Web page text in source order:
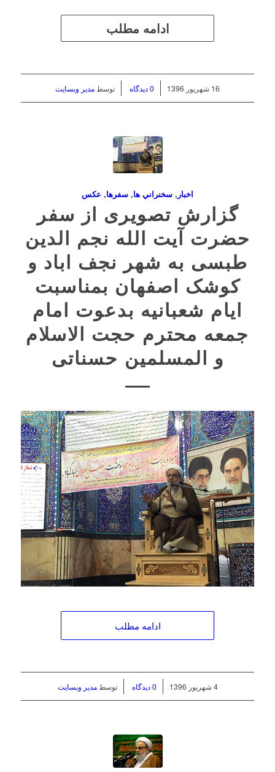
ادامه مطلب
16 شهریور 1396 / 0 دیدگاه توسط مدیر وبسایت
اخبار , سخنراني ها, سفرها, عکس
گزارش تصویری از سفر
حضرت آیت الله نجم الدین
طبسی به شهر نجف اباد و
کوشک اصفهان بمناسبت
ایام شعبانیه بدعوت امام
جمعه محترم حجت الاسلام
و المسلمین حسناتی
ادامه مطلب
4 شهریور 1396 / 0 دیدگاه توسطمدیر وبسایت